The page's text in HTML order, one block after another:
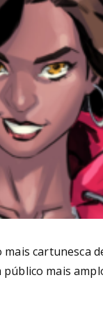
cartunesca
mais